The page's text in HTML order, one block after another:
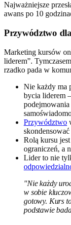
Najważniejsze
awans po 10
Przywództwo
Marketing kursów
liderem”.
rzadko pada w
Nie każdy ma
bycia liderem
Przywództwo
Rolą kursu
ograniczeń, a
Lider to nie
"Nie każdy
w sobie
gotowy. Kurs
podstawie